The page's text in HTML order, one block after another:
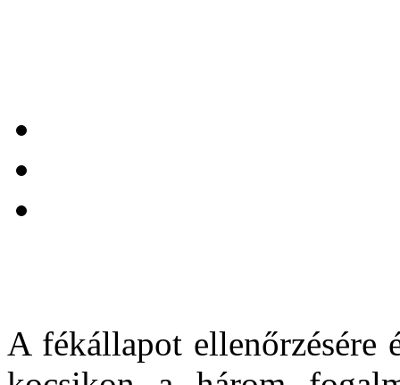
A fékállapot ellenőrzésére